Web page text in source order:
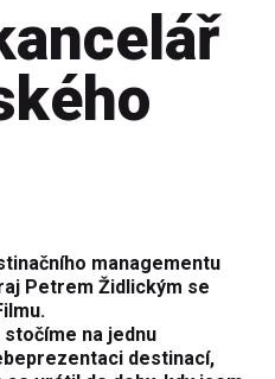
managementu
Petrem Židlickým se
na jednu
destinací,